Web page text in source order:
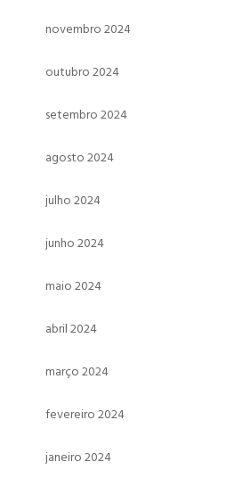
novembro 2024
outubro 2024
setembro 2024
agosto 2024
julho 2024
junho 2024
maio 2024
abril 2024
março 2024
fevereiro 2024
janeiro 2024